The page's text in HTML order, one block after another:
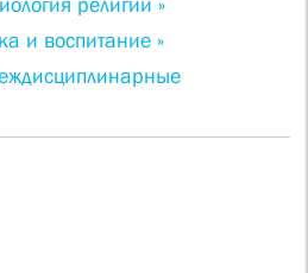
религии »
и воспитание »